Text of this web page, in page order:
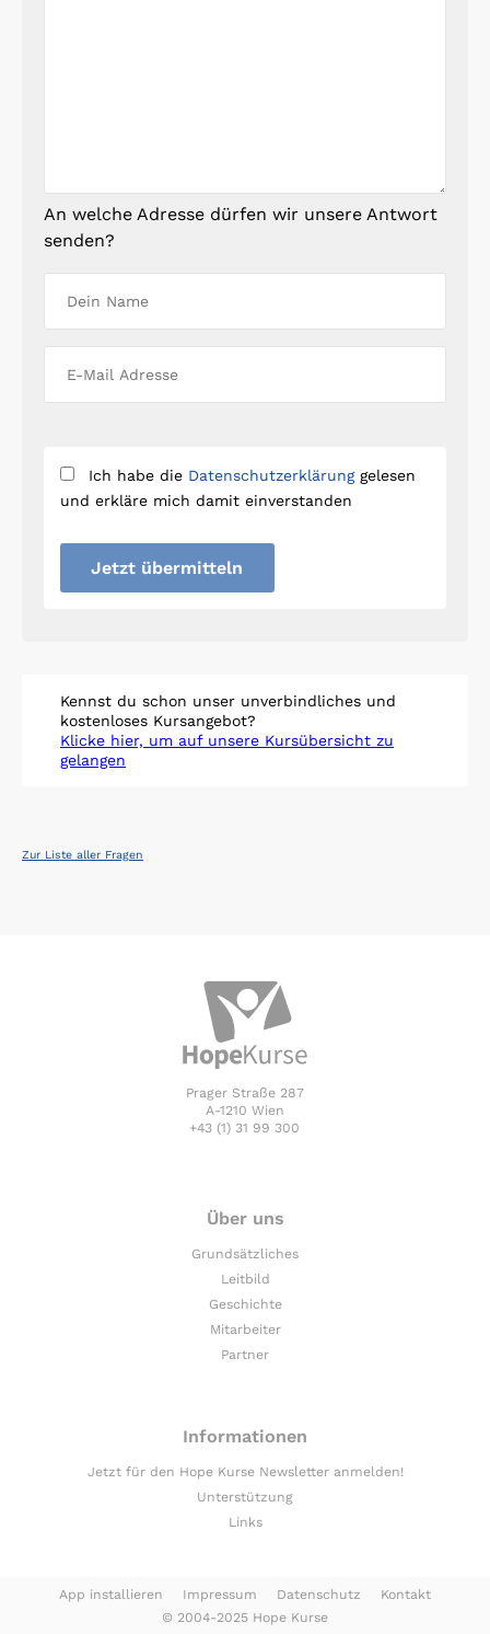
An welche Adresse dürfen wir unsere Antwort
senden?
Ich habe die Datenschutzerklärunggelesen
und erkläre mich damit einverstanden
Jetzt übermitteln
Kennst du schon unser unverbindliches und
kostenloses Kursangebot?
Klicke hier, um auf unsere Kursübersicht zu
gelangen
Zur Liste aller Fragen
Prager Straße 287
A-1210 Wien
+43 (1) 31 99 300
Über uns
Grundsätzliches
Leitbild
Geschichte
Mitarbeiter
Partner
Informationen
Jetzt für den Hope Kurse Newsletter anmelden!
Unterstützung
Links
© 2004-2025 Hope Kurse
App installieren Impressum Datenschutz Kontakt